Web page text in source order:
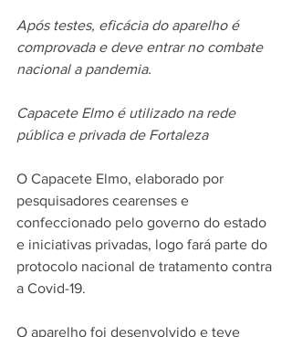
Após testes, eficácia do aparelho é
comprovada e deve entrar no combate
nacional a pandemia.
Capacete Elmo é utilizado na rede
pública e privada de Fortaleza
O Capacete Elmo, elaborado por
pesquisadores cearenses e
confeccionado pelo governo do estado
e iniciativas privadas, logo fará parte do
protocolo nacional de tratamento contra
a Covid-19.
O aparelho foi desenvolvido e teve